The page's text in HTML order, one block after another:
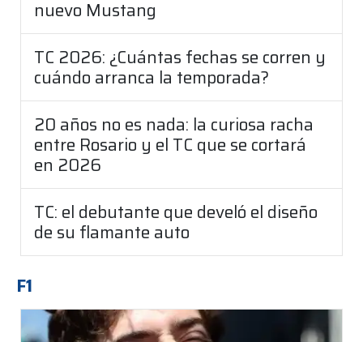
nuevo Mustang
TC 2026: ¿Cuántas fechas se corren y
cuándo arranca la temporada?
20 años no es nada: la curiosa racha
entre Rosario y el TC que se cortará
en 2026
TC: el debutante que develó el diseño
de su flamante auto
F1